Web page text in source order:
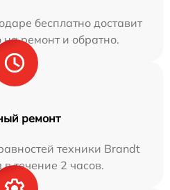
бесплатно доставит
на ремонт и обратно.
ремонт
техники Brandt
течение 2 часов.